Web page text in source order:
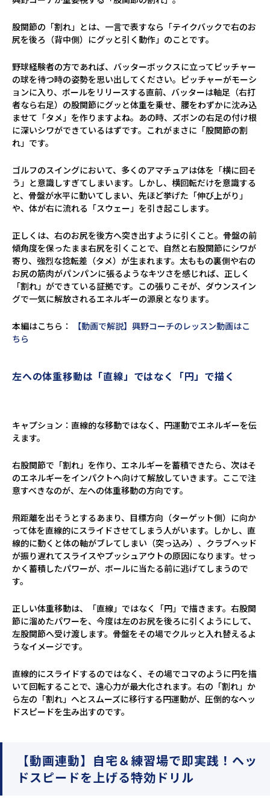
股関節の「割れ」とは、一言で表すなら「テイクバックで右のお
尻を後ろ（背中側）にグッと引く動作」のことです。
野球経験者の方であれば、バッターボックスに立ってピッチャー
の球を待つ時の姿勢を思い出してください。ピッチャーがモーシ
ョンに入り、ボールをリリースする直前、バッターは軸足（右打
者なら右足）の股関節にグッと体重を乗せ、腰をわずかに沈み込
ませて「タメ」を作りますよね。あの時、ズボンの右足の付け根
に深いシワができているはずです。これがまさに「股関節の割
れ」です。
ゴルフのスイングにおいて、多くのアマチュアは体を「横に回そ
う」と意識しすぎてしまいます。しかし、横回転だけを意識する
と、骨盤が水平に動いてしまい、先ほど挙げた「伸び上がり」
や、体が右に流れる「スウェー」を引き起こします。
正しくは、右のお尻を後方へ突き出すように引くこと。骨盤の前
傾角度を保ったまま右尻を引くことで、自然と右股関節にシワが
寄り、強烈な捻転差（タメ）が生まれます。太ももの裏側や右の
お尻の筋肉がパンパンに張るようなキツさを感じれば、正しく
「割れ」ができている証拠です。この張りこそが、ダウンスイン
グで一気に解放されるエネルギーの源泉となります。
本編はこちら：
【動画で解説】興野コーチのレッスン動画はこ
ちら
左への体重移動は「直線」ではなく「円」で描く
キャプション：直線的な移動ではなく、円運動でエネルギーを伝
えます。
右股関節で「割れ」を作り、エネルギーを蓄積できたら、次はそ
のエネルギーをインパクトへ向けて解放していきます。ここで注
意すべきなのが、左への体重移動の方向です。
飛距離を出そうとするあまり、目標方向（ターゲット側）に向か
って体を直線的にスライドさせてしまう人がいます。しかし、直
線的に動くと体の軸がブレてしまい（突っ込み）、クラブヘッド
が振り遅れてスライスやプッシュアウトの原因になります。せっ
かく蓄積したパワーが、ボールに当たる前に逃げてしまうので
す。
正しい体重移動は、「直線」ではなく「円」で描きます。右股関
節に溜めたパワーを、今度は左のお尻を後ろに引くようにして、
左股関節へ受け渡します。骨盤をその場でクルッと入れ替えるよ
うなイメージです。
直線的にスライドするのではなく、その場でコマのように円を描
いて回転することで、遠心力が最大化されます。右の「割れ」か
ら左の「割れ」へとスムーズに移行する円運動が、圧倒的なヘッ
ドスピードを生み出すのです。
【動画連動】自宅＆練習場で即実践！ヘッ
ドスピードを上げる特効ドリル